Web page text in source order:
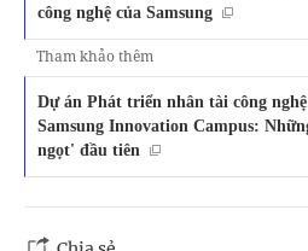
công nghệ của Samsung
Tham khảo thêm
Dự án Phát triển nhân tài công
Samsung Innovation Campus:
ngọt' đầu tiên